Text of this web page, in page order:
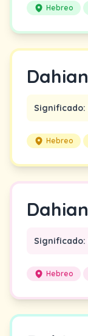
Hebreo
Dahian
Significado:
Hebreo
Dahian
Significado:
Hebreo